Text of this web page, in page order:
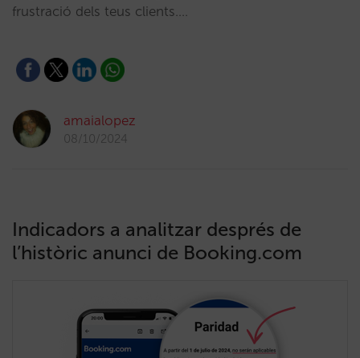
frustració dels teus clients.…
amaialopez
08/10/2024
Indicadors a analitzar després de
l’històric anunci de Booking.com